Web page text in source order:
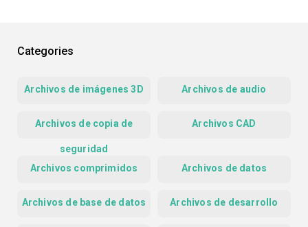
Categories
Archivos de imágenes 3D Archivos de audio
Archivos de copia de
seguridad
Archivos CAD
Archivos comprimidos Archivos de datos
Archivos de base de datos Archivos de desarrollo